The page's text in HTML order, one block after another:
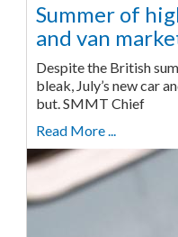
Summer of
and van
Despite the British
bleak, July’s new car
but. SMMT Chief
Read More ...